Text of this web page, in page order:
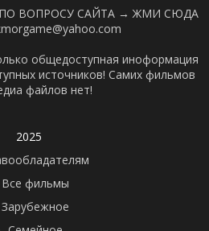
ВОПРОСУ САЙТА → ЖМИ СЮДА
общедоступная иноформация
источников! Самих фильмов
файлов нет!
2025
Все фильмы
Зарубежное